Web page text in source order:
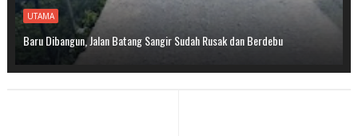
UTAMA
Baru Dibangun, Jalan Batang Sangir Sudah Rusak dan Berdebu